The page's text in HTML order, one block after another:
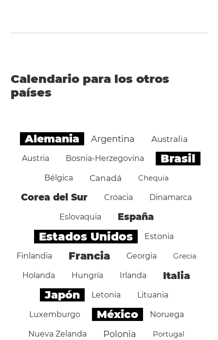
Calendario para los otros
países
Alemania Argentina Australia
Austria Bosnia-Herzegovina Brasil
Bélgica Canadá Chequia
Corea del Sur Croacia Dinamarca
Eslovaquia España
Estados Unidos Estonia
Finlandia Francia Georgia Grecia
Holanda Hungría Irlanda Italia
Japón Letonia Lituania
Luxemburgo México Noruega
Nueva Zelanda Polonia Portugal